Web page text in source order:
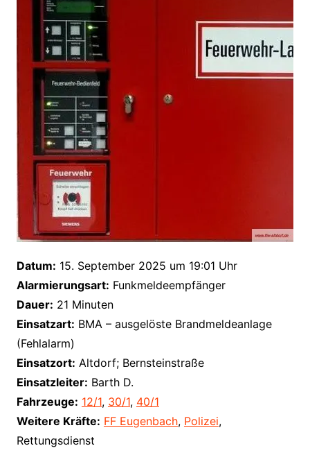
Datum: 15. September 2025 um 19:01 Uhr
Alarmierungsart: Funkmeldeempfänger
Dauer: 21 Minuten
Einsatzart: BMA – ausgelöste Brandmeldeanlage
(Fehlalarm)
Einsatzort: Altdorf; Bernsteinstraße
Einsatzleiter: Barth D.
Fahrzeuge: 12/1, 30/1, 40/1
Weitere Kräfte: FF Eugenbach, Polizei,
Rettungsdienst